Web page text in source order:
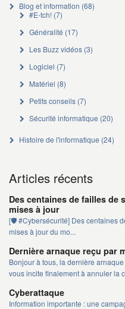
Blog et information (68)
#E-tch!(7)
Généralité (17)
Les Buzz vidéos(3)
Logiciel (7)
Matériel (8)
Petits conseils(7)
Sécurité informatique (20)
Histoire de l'informatique (24)
Articles récents
Des centaines de failles de
mises à jour
[🛡️ #Cybersécurité] Des centaines
mises à jour du mo...
Dernière arnaque reçu par
Bonjour à tous, la dernière
vous incite finalement à annuler la
Cyberattaque
Information importante : une